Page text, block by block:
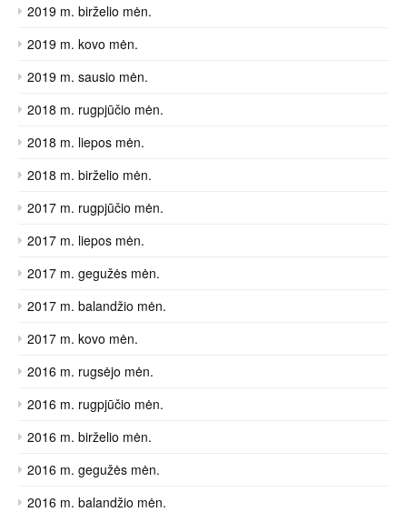
2019 m. birželio mėn.
2019 m. kovo mėn.
2019 m. sausio mėn.
2018 m. rugpjūčio mėn.
2018 m. liepos mėn.
2018 m. birželio mėn.
2017 m. rugpjūčio mėn.
2017 m. liepos mėn.
2017 m. gegužės mėn.
2017 m. balandžio mėn.
2017 m. kovo mėn.
2016 m. rugsėjo mėn.
2016 m. rugpjūčio mėn.
2016 m. birželio mėn.
2016 m. gegužės mėn.
2016 m. balandžio mėn.